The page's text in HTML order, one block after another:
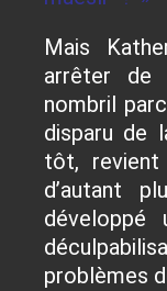
Mais
arrêter de
nombril
disparu de
tôt, revient
d’autant
développé
problèmes